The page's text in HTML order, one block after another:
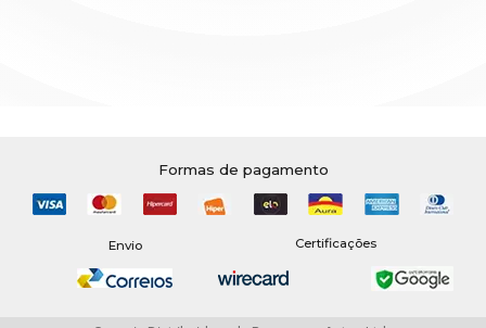
Formas de pagamento
Envio Certificações